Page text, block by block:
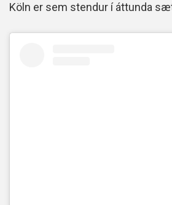
Köln er sem stendur í áttunda